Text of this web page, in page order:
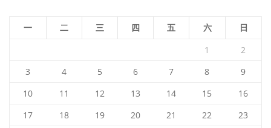
一 二 三 四 五 六
日
1
2
3
4 5 6 7 8
9
10
11 12 13 14 15
16
17
18 19 20 21 22
23